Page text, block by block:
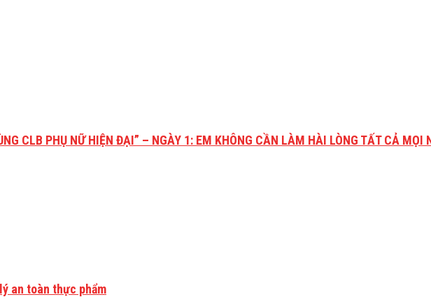
CLB PHỤ NỮ HIỆN ĐẠI” – NGÀY 1: EM KHÔNG CẦN LÀM HÀI LÒNG TẤT CẢ MỌI
an toàn thực phẩm